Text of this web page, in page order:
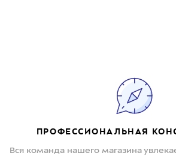
ПРОФЕССИОНАЛЬНАЯ
Вся команда нашего магазина